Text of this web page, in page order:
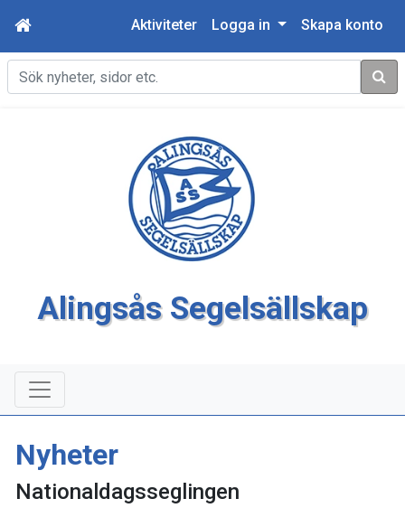
Aktiviteter Logga in Skapa konto
Sök
Alingsås Segelsällskap
Nyheter
Nationaldagsseglingen